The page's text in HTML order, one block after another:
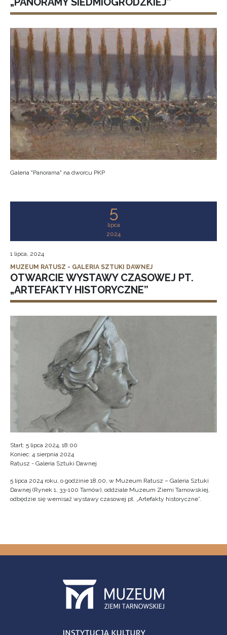
Galeria "Panorama" na dworcu PKP
5
lipca
2024
1 lipca, 2024
MUZEUM RATUSZ - GALERIA SZTUKI DAWNEJ
OTWARCIE WYSTAWY CZASOWEJ PT.
„ARTEFAKTY HISTORYCZNE”
Start: 5 lipca 2024, 18:00
Koniec: 4 sierpnia 2024
Ratusz - Galeria Sztuki Dawnej
5 lipca 2024 roku, o godzinie 18.00, w Muzeum Ratusz – Galeria Sztuki
Dawnej (Rynek 1, 33-100 Tarnów), oddziale Muzeum Ziemi Tarnowskiej,
odbędzie się wernisaż wystawy czasowej pt. „Artefakty historyczne”.